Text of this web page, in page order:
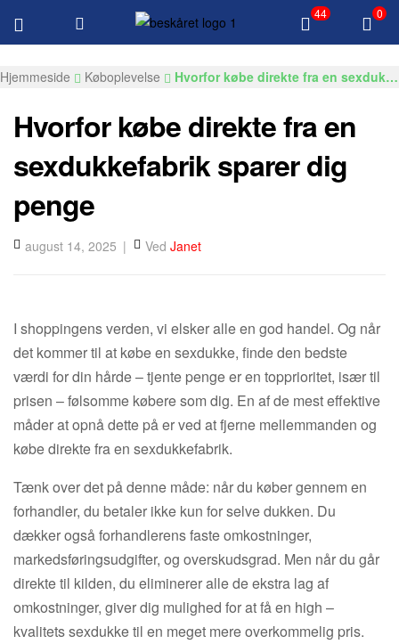
Gksexdolls.com
44 0
Gratis levering over $100 Alle produkter
Hjemmeside Køboplevelse Hvorfor købe direkte fra en sexdukkefabrik sparer dig penge
Hvorfor købe direkte fra en
sexdukkefabrik sparer dig
penge
august 14, 2025 Ved Janet
I shoppingens verden, vi elsker alle en god handel. Og når
det kommer til at købe en sexdukke, finde den bedste
værdi for din hårde – tjente penge er en topprioritet, især til
prisen – følsomme købere som dig. En af de mest effektive
måder at opnå dette på er ved at fjerne mellemmanden og
købe direkte fra en sexdukkefabrik.
Tænk over det på denne måde: når du køber gennem en
forhandler, du betaler ikke kun for selve dukken. Du
dækker også forhandlerens faste omkostninger,
markedsføringsudgifter, og overskudsgrad. Men når du går
direkte til kilden, du eliminerer alle de ekstra lag af
omkostninger, giver dig mulighed for at få en high –
kvalitets sexdukke til en meget mere overkommelig pris.